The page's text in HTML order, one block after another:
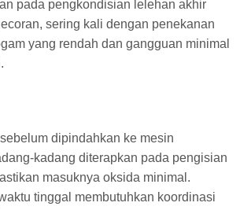
pada pengkondisian lelehan akhir
sering kali dengan penekanan
yang rendah dan gangguan minimal
dipindahkan ke mesin
kadang diterapkan pada pengisian
masuknya oksida minimal.
tinggal membutuhkan koordinasi